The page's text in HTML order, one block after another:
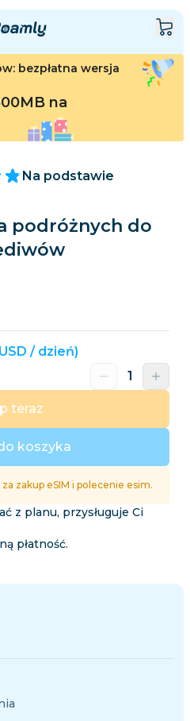
bezpłatna wersja
na
Na podstawie
podróżnych do
/ dzień)
koszyka
teraz
za zakup eSIM i polecenie esim.
z planu, przysługuje Ci
płatność.